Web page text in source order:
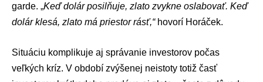
garde. „Keď dolár posilňuje, zlato zvykne oslabovať. Keď
dolár klesá, zlato má priestor rásť,“ hovorí Horáček.
Situáciu komplikuje aj správanie investorov počas
veľkých kríz. V období zvýšenej neistoty totiž časť